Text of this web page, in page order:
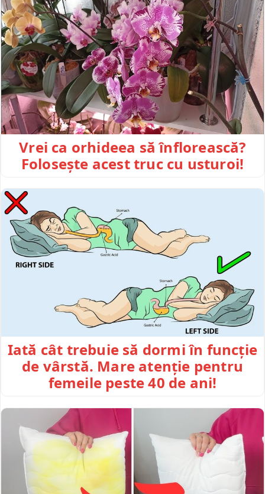
Vrei ca orhideea să înflorească?
Folosește acest truc cu usturoi!
Iată cât trebuie să dormi în funcție
de vârstă. Mare atenție pentru
femeile peste 40 de ani!